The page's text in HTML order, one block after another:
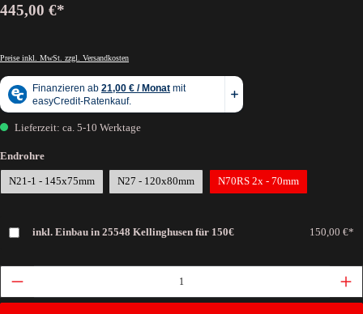
445,00 €*
Preise inkl. MwSt. zzgl. Versandkosten
Lieferzeit: ca. 5-10 Werktage
Endrohre
N21-1 - 145x75mm N27 - 120x80mm N70RS 2x - 70mm
inkl. Einbau in 25548 Kellinghusen für 150€ 150,00 €*